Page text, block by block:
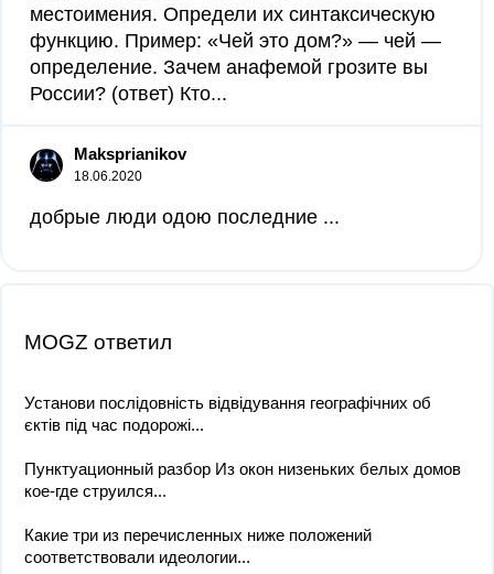
местоимения. Определи их синтаксическую
функцию. Пример: «Чей это дом?» — чей —
определение. Зачем анафемой грозите вы
России? (ответ) Кто...
Maksprianikov
18.06.2020
добрые люди одою последние ​...
MOGZ ответил
Установи послідовність відвідування географічних об
єктів під час подорожі...
Пунктуационный разбор Из окон низеньких белых домов
кое-где струился...
Какие три из перечисленных ниже положений
соответствовали идеологии...